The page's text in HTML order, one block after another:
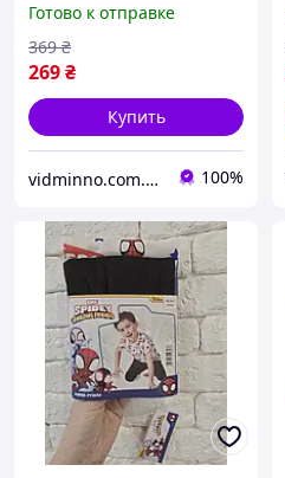
(Людина Павук), без
утеплення
Готово к отправке
269₴
369 ₴
Купить
vidminno.com.ua - відмінний одяг для всієї родини 100%